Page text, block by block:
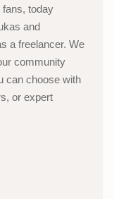
today
and
a freelancer. We
community
can choose with
or expert